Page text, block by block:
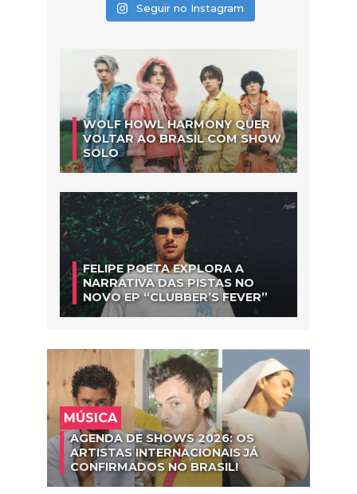
Seguir no Instagram
WOLF HOWL HARMONY QUER
VOLTAR AO BRASIL COM SHOW
SOLO
FELIPE POETA EXPLORA A
NARRATIVA DAS PISTAS NO
NOVO EP “CLUBBER’S FEVER”
MÚSICA
AGENDA DE SHOWS 2026: OS
ARTISTAS INTERNACIONAIS JÁ
CONFIRMADOS NO BRASIL!